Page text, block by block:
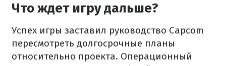
Что ждет игру дальше?
Успех игры заставил руководство Capcom
пересмотреть долгосрочные планы
относительно проекта. Операционный